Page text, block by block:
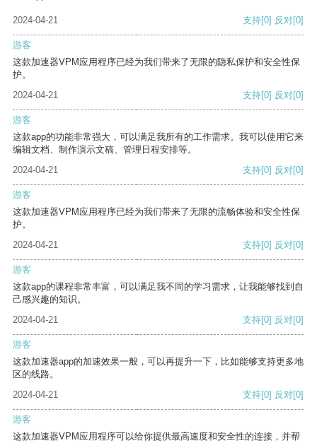
2024-04-21 支持[0] 反对[0]
游客
这款加速器VPM应用程序已经为我们带来了无限的隐私保护和安全性保
护。
2024-04-21
支持[0] 反对[0]
游客
这款app的功能非常强大，可以满足我所有的工作需求。我可以使用它来
编辑文档、制作演示文稿、管理日程安排等。
2024-04-21
支持[0] 反对[0]
游客
这款加速器VPM应用程序已经为我们带来了无限的流畅体验和安全性保
护。
2024-04-21
支持[0] 反对[0]
游客
这款app的课程非常丰富，可以满足我不同的学习需求，让我能够找到自
己感兴趣的知识。
2024-04-21
支持[0] 反对[0]
游客
这款加速器app的加速效果一般，可以再提升一下，比如能够支持更多地
区的线路。
2024-04-21
支持[0] 反对[0]
游客
这款加速器VPM应用程序可以给你提供最高速度和安全性的连接，并帮